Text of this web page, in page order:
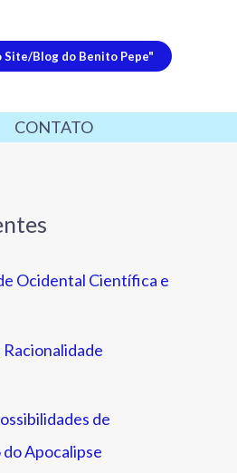
Site/Blog do Benito Pepe"
CONTATO
Ocidental Científica e
de
Apocalipse